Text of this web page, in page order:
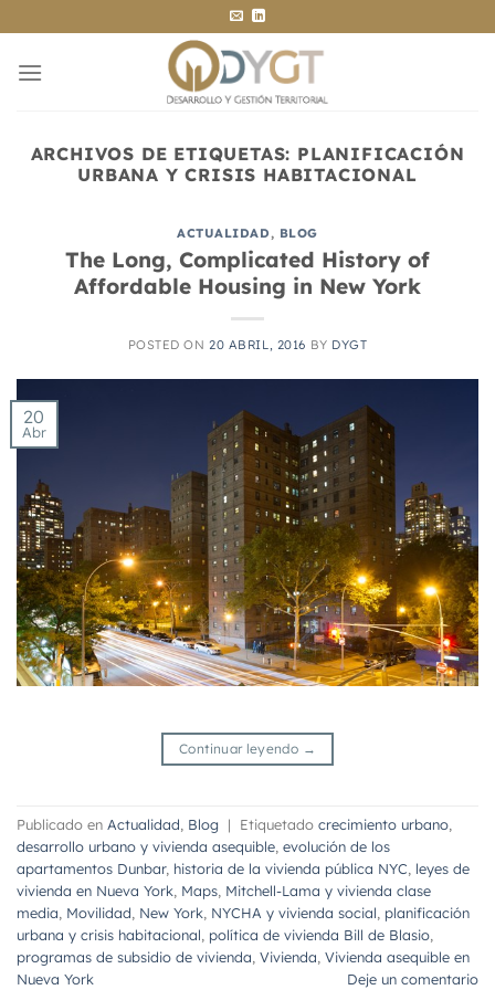
al
contenido
ARCHIVOS DE ETIQUETAS: PLANIFICACIÓN
URBANA Y CRISIS HABITACIONAL
ACTUALIDAD, BLOG
The Long, Complicated History of
Affordable Housing in New York
POSTED ON20 ABRIL, 2016 BY DYGT
20
Abr
Continuar leyendo →
Publicado en Actualidad, Blog | Etiquetado crecimiento urbano,
desarrollo urbano y vivienda asequible, evolución de los
apartamentos Dunbar, historia de la vivienda pública NYC, leyes de
vivienda en Nueva York, Maps, Mitchell-Lama y vivienda clase
media, Movilidad, New York, NYCHA y vivienda social, planificación
urbana y crisis habitacional, política de vivienda Bill de Blasio,
programas de subsidio de vivienda, Vivienda, Vivienda asequible en
Nueva York
Deje un comentario